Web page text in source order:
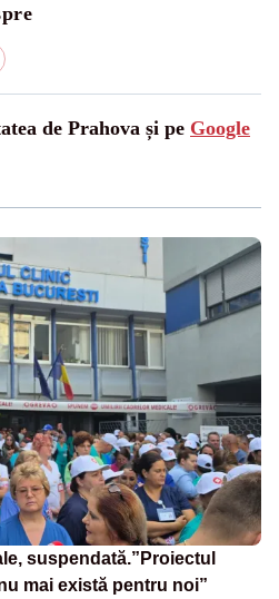
de Prahova și pe Google
suspendată.”Proiectul
mai există pentru noi”